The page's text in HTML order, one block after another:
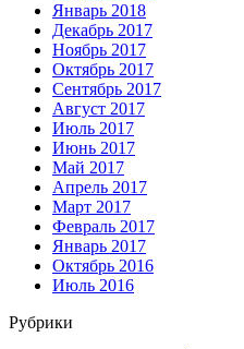
Январь 2018
Декабрь 2017
Ноябрь 2017
Октябрь 2017
Сентябрь 2017
Август 2017
Июль 2017
Июнь 2017
Май 2017
Апрель 2017
Март 2017
Февраль 2017
Январь 2017
Октябрь 2016
Июль 2016
Рубрики